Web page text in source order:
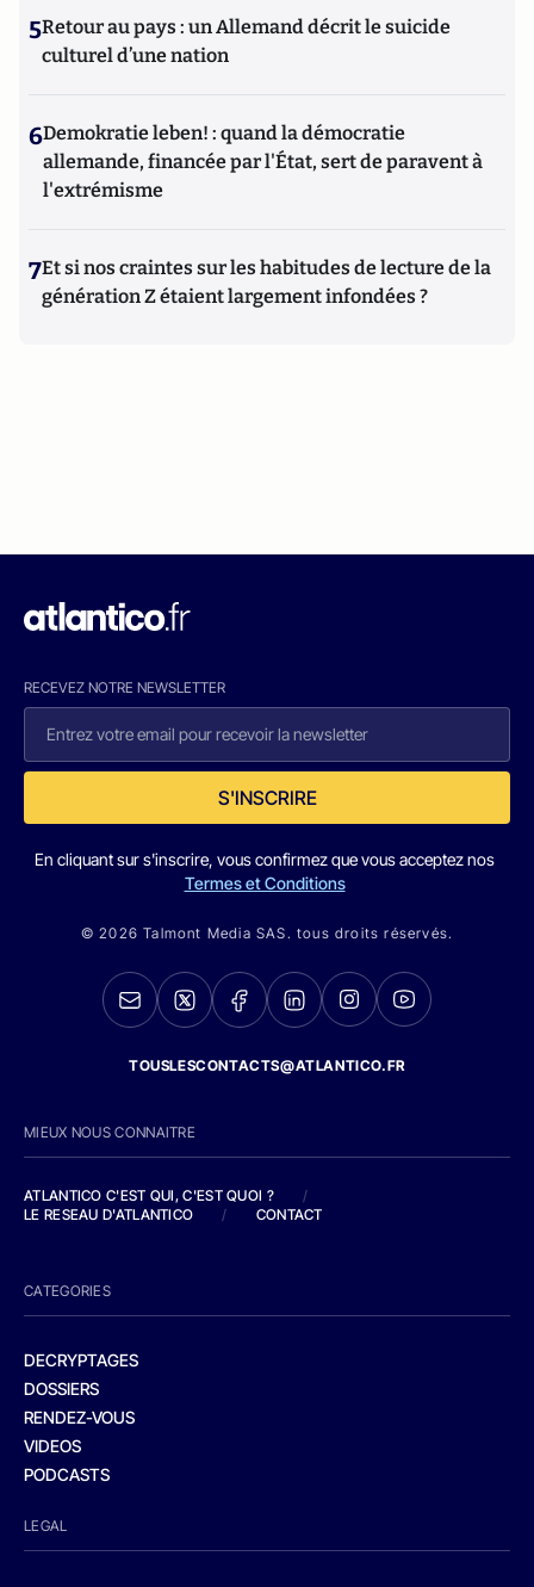
5Retour au pays : un Allemand décrit le suicide
culturel d’une nation
6Demokratie leben! : quand la démocratie
allemande, financée par l'État, sert de paravent à
l'extrémisme
7Et si nos craintes sur les habitudes de lecture de la
génération Z étaient largement infondées ?
RECEVEZ NOTRE NEWSLETTER
S'INSCRIRE
En cliquant sur s'inscrire, vous confirmez que vous acceptez nos
Termes et Conditions
© 2026 Talmont Media SAS. tous droits réservés.
TOUSLESCONTACTS@ATLANTICO.FR
MIEUX NOUS CONNAITRE
ATLANTICO C'EST QUI, C'EST QUOI ?
/
LE RESEAU D'ATLANTICO
/ CONTACT
CATEGORIES
DECRYPTAGES
DOSSIERS
RENDEZ-VOUS
VIDEOS
PODCASTS
LEGAL